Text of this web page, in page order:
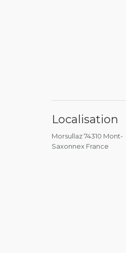
Localisation
Morsullaz 74310 Mont-
Saxonnex France